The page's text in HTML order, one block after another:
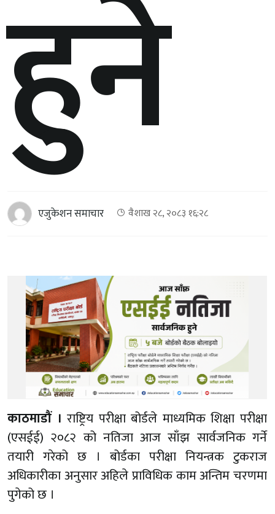
हुने
एजुकेशन समाचार वैशाख २८, २०८३ १६:२८
काठमाडौं । राष्ट्रिय परीक्षा बोर्डले माध्यमिक शिक्षा परीक्षा
(एसईई) २०८२ को नतिजा आज साँझ सार्वजनिक गर्ने
तयारी गरेको छ । बोर्डका परीक्षा नियन्त्रक टुकराज
अधिकारीका अनुसार अहिले प्राविधिक काम अन्तिम चरणमा
पुगेको छ ।